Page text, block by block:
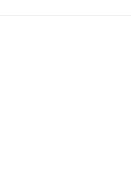
のもとに月夜をＰＯＭの研究所へ
役たちの物語、ついに最終章！